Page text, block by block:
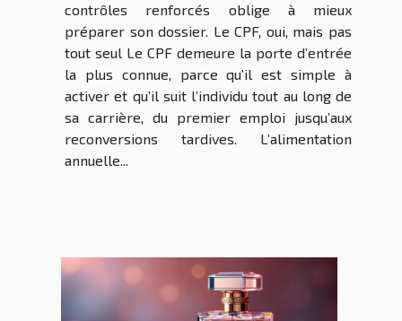
contrôles renforcés oblige à mieux
préparer son dossier. Le CPF, oui, mais pas
tout seul Le CPF demeure la porte d’entrée
la plus connue, parce qu’il est simple à
activer et qu’il suit l’individu tout au long de
sa carrière, du premier emploi jusqu’aux
reconversions tardives. L’alimentation
annuelle...